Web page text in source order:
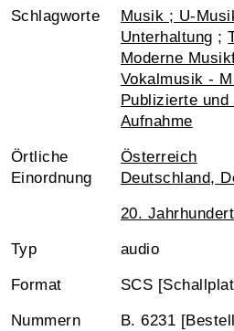
Schlagworte Musik ; U-
Unterhaltung ;
Moderne
Vokalmusik -
Publizierte
Aufnahme
Örtliche
Einordnung
Österreich
Deutschland,
20.
Typ audio
Format SCS
Nummern
B. 6231